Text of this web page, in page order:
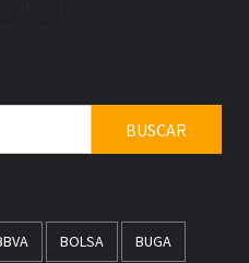
BOLSA BUGA